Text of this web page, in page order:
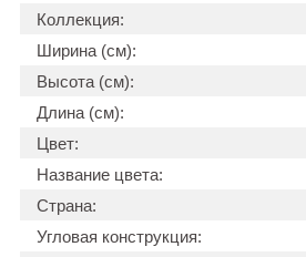
Коллекция:
Ширина (см):
Высота (см):
Длина (см):
Цвет:
Название цвета:
Страна:
Угловая конструкция: